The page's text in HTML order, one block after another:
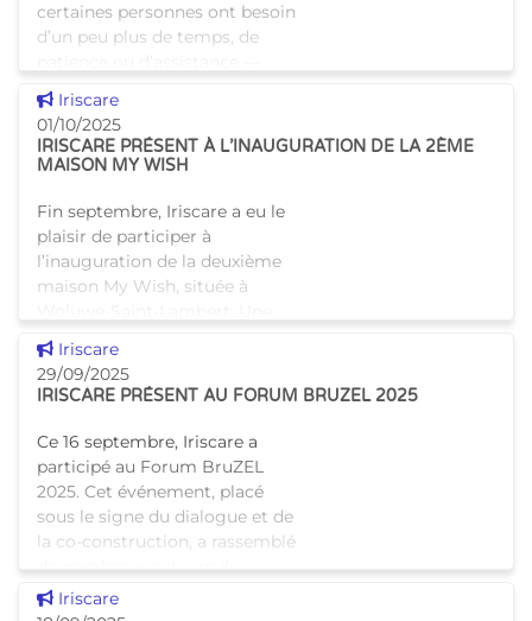
certaines personnes ont besoin
d’un peu plus de temps, de
sans que cela soit visible. C’est
là qu�
Voir cette news
Iriscare
01/10/2025
IRISCARE PRÉSENT À L’INAUGURATION DE LA 2ÈME
MAISON MY WISH
Fin septembre, Iriscare a eu le
plaisir de participer à
l’inauguration de la deuxième
maison My Wish, située à
présence sur le terrain qui a été
particulièrement a
Voir cette news
Iriscare
29/09/2025
IRISCARE PRÉSENT AU FORUM BRUZEL 2025
Ce 16 septembre, Iriscare a
participé au Forum BruZEL
2025. Cet événement, placé
sous le signe du dialogue et de
la co-construction, a rassemblé
de nombreux acteurs du
secteur santé et bien-êt
Voir cette news
Iriscare